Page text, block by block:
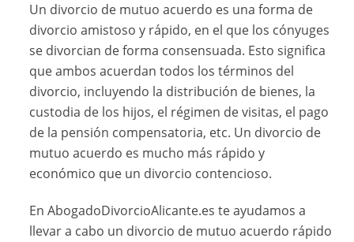
Un divorcio de mutuo acuerdo es una forma de
divorcio amistoso y rápido, en el que los cónyuges
se divorcian de forma consensuada. Esto significa
que ambos acuerdan todos los términos del
divorcio, incluyendo la distribución de bienes, la
custodia de los hijos, el régimen de visitas, el pago
de la pensión compensatoria, etc. Un divorcio de
mutuo acuerdo es mucho más rápido y
económico que un divorcio contencioso.
En AbogadoDivorcioAlicante.es te ayudamos a
llevar a cabo un divorcio de mutuo acuerdo rápido